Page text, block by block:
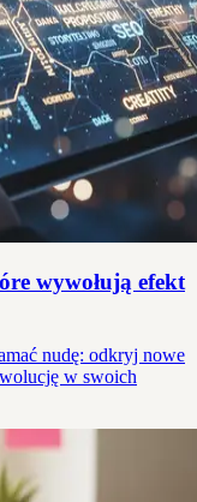
wywołują efekt
nudę: odkryj nowe
w swoich